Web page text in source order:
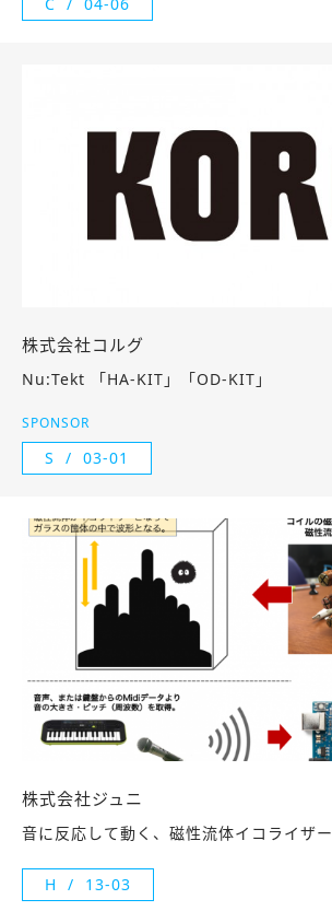
株式会社コルグ
Nu:Tekt 「HA-KIT」「OD-KIT」
SPONSOR
S 03-01
株式会社ジュニ
音に反応して動く、磁性流体イコライザー
H 13-03